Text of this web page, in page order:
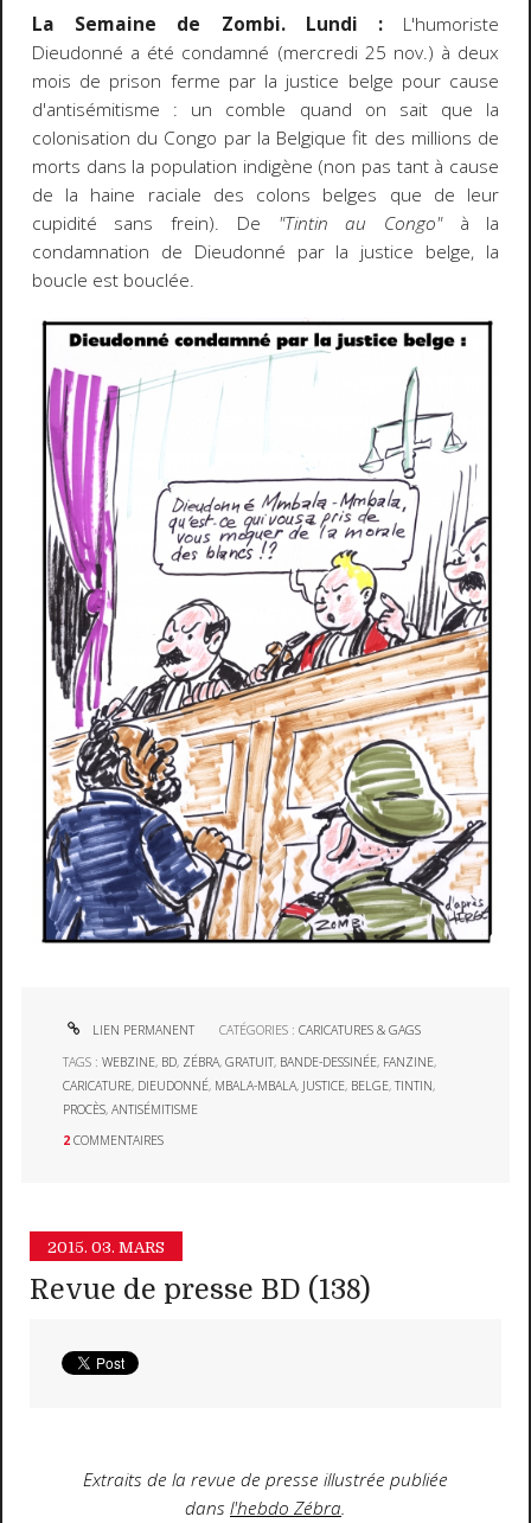
La Semaine de Zombi. Lundi :L'humoriste
Dieudonné a été condamné (mercredi 25 nov.) à deux
mois de prison ferme par la justice belge pour cause
d'antisémitisme : un comble quand on sait que la
colonisation du Congo par la Belgique fit des millions de
morts dans la population indigène (non pas tant à cause
de la haine raciale des colons belges que de leur
cupidité sans frein). De "Tintin au Congo"à la
condamnation de Dieudonné par la justice belge, la
boucle est bouclée.
LIEN PERMANENT CATÉGORIES :CARICATURES & GAGS
TAGS :WEBZINE, BD, ZÉBRA,GRATUIT, BANDE-DESSINÉE, FANZINE,
CARICATURE, DIEUDONNÉ, MBALA-MBALA, JUSTICE, BELGE,TINTIN,
PROCÈS,ANTISÉMITISME
2 COMMENTAIRES
2015. 03. MARS
Revue de presse BD (138)
Extraits de la revue de presse illustrée publiée
dans l'hebdo Zébra.